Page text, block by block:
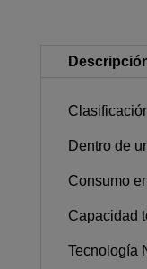
Dentro de
Consumo
Capacidad
Tecnología